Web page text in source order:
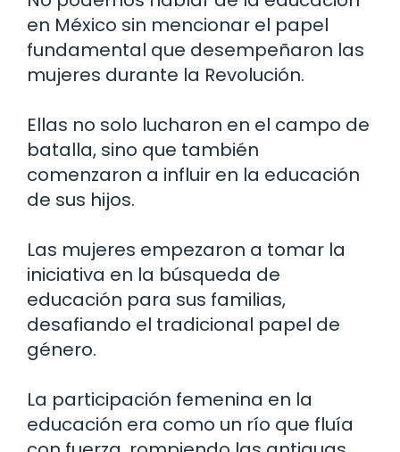
en México sin mencionar el papel
fundamental que desempeñaron las
mujeres durante la Revolución.
Ellas no solo lucharon en el campo de
batalla, sino que también
comenzaron a influir en la educación
de sus hijos.
Las mujeres empezaron a tomar la
iniciativa en la búsqueda de
educación para sus familias,
desafiando el tradicional papel de
género.
La participación femenina en la
educación era como un río que fluía